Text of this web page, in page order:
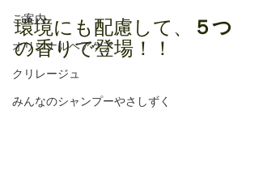
ご案内
オリジナルヘアケア
クリレージュ
みんなのシャンプーやさしずく
環境にも配慮して、
５つ
の香りで登場！！